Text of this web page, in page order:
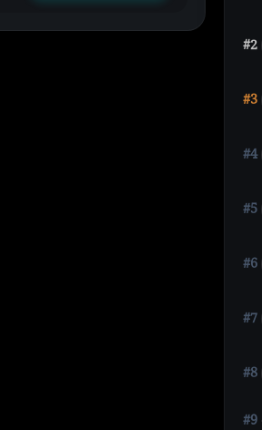
#2
#3
#4
#5
#6
#7
#8
#9